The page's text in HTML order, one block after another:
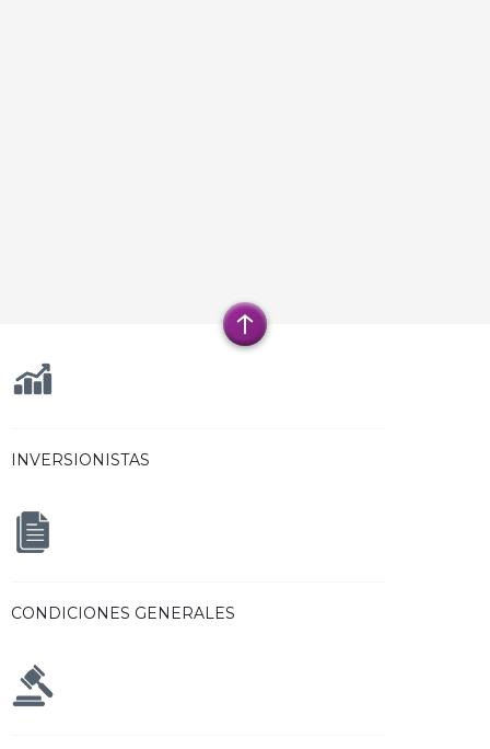
INVERSIONISTAS
CONDICIONES GENERALES